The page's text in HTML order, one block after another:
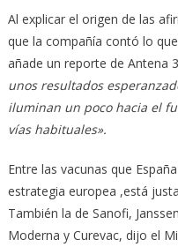
Al explicar el origen de las
que la compañía contó lo
añade un reporte de Antena
unos resultados
iluminan un poco hacia el
vías habituales».
Entre las vacunas que
estrategia europea ,está
También la de Sanofi,
Moderna y Curevac, dijo el